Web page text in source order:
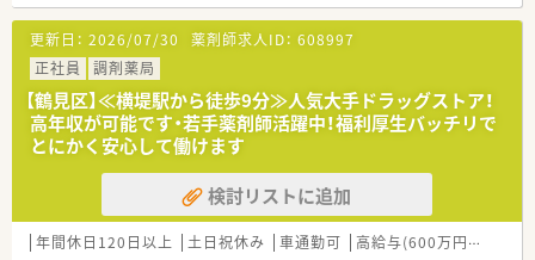
を用意されています
■総合薬剤師・調剤薬剤師（土日休み・19時までの勤務）どちらか
の働き方を選択できます
■調剤併設型だけでなく「医療モール・クリニック併設店舗」「敷
地内薬局」「訪問調剤特化型店舗」など様々な店舗を運営してい
ます
■在宅医療にも積極的取り組んでおり「訪問調剤特化型店舗」を
50店舗以上、無菌調剤室は業界最多の51店舗設置しています
■「プラチナくるみん認定企業」「健康経営優良法人2023（大規模
法人部門）認定」等を取得し一人ひとりが働きやすい環境が整備
されています
更新日： 2026/07/30 薬剤師求人ID： 608997
正社員
調剤薬局
【鶴見区】≪横堤駅から徒歩9分≫人気大手ドラッグストア！
高年収が可能です・若手薬剤師活躍中！福利厚生バッチリで
とにかく安心して働けます
検討リストに追加
年間休日120日以上 土日祝休み 車通勤可 高給与(600万円以上)